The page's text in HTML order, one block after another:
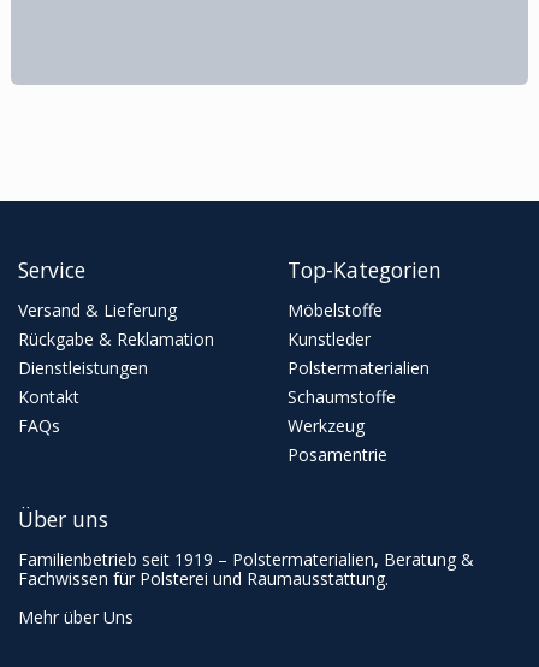
Service
Versand & Lieferung
Rückgabe & Reklamation
Dienstleistungen
Kontakt
FAQs
Top-Kategorien
Möbelstoffe
Kunstleder
Polstermaterialien
Schaumstoffe
Werkzeug
Posamentrie
Über uns
Familienbetrieb seit 1919 – Polstermaterialien, Beratung &
Fachwissen für Polsterei und Raumausstattung.
Mehr über Uns